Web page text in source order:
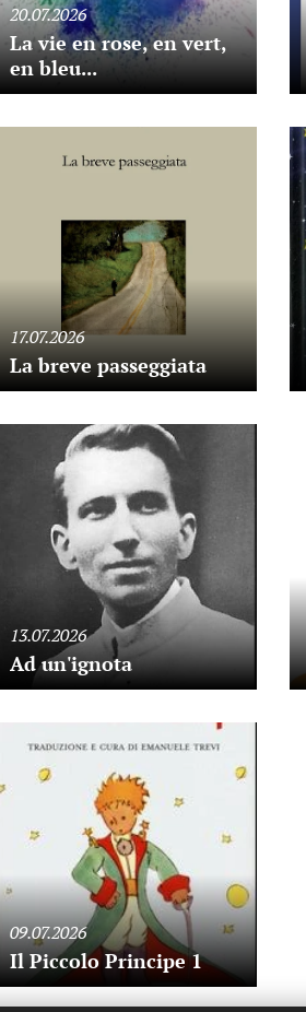
20.07.2026
La vie en rose, en vert,
en bleu...
17.07.2026
La breve passeggiata
13.07.2026
Ad un'ignota
09.07.2026
Il Piccolo Principe 1